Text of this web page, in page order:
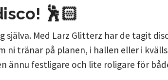
🕺🏻
själva. Med Larz Glitterz har de tagit
tränar på planen, i hallen eller i
ännu festligare och lite roligare för